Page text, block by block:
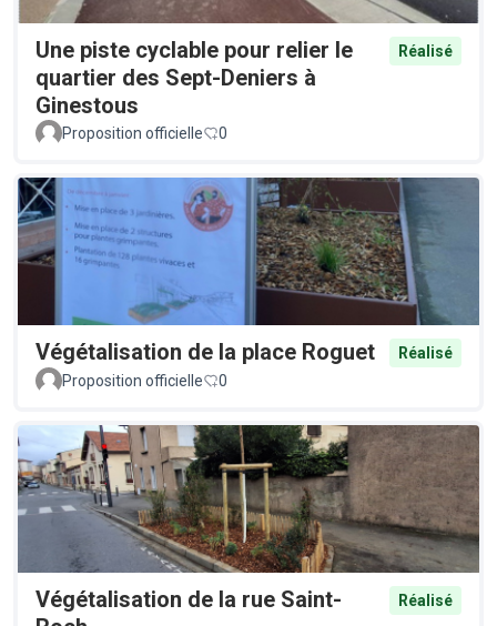
Une piste cyclable pour relier le
quartier des Sept-Deniers à
Ginestous
Réalisé
Proposition officielle 0
Végétalisation de la place Roguet
Réalisé
Proposition officielle
0
Végétalisation de la rue Saint-
Réalisé